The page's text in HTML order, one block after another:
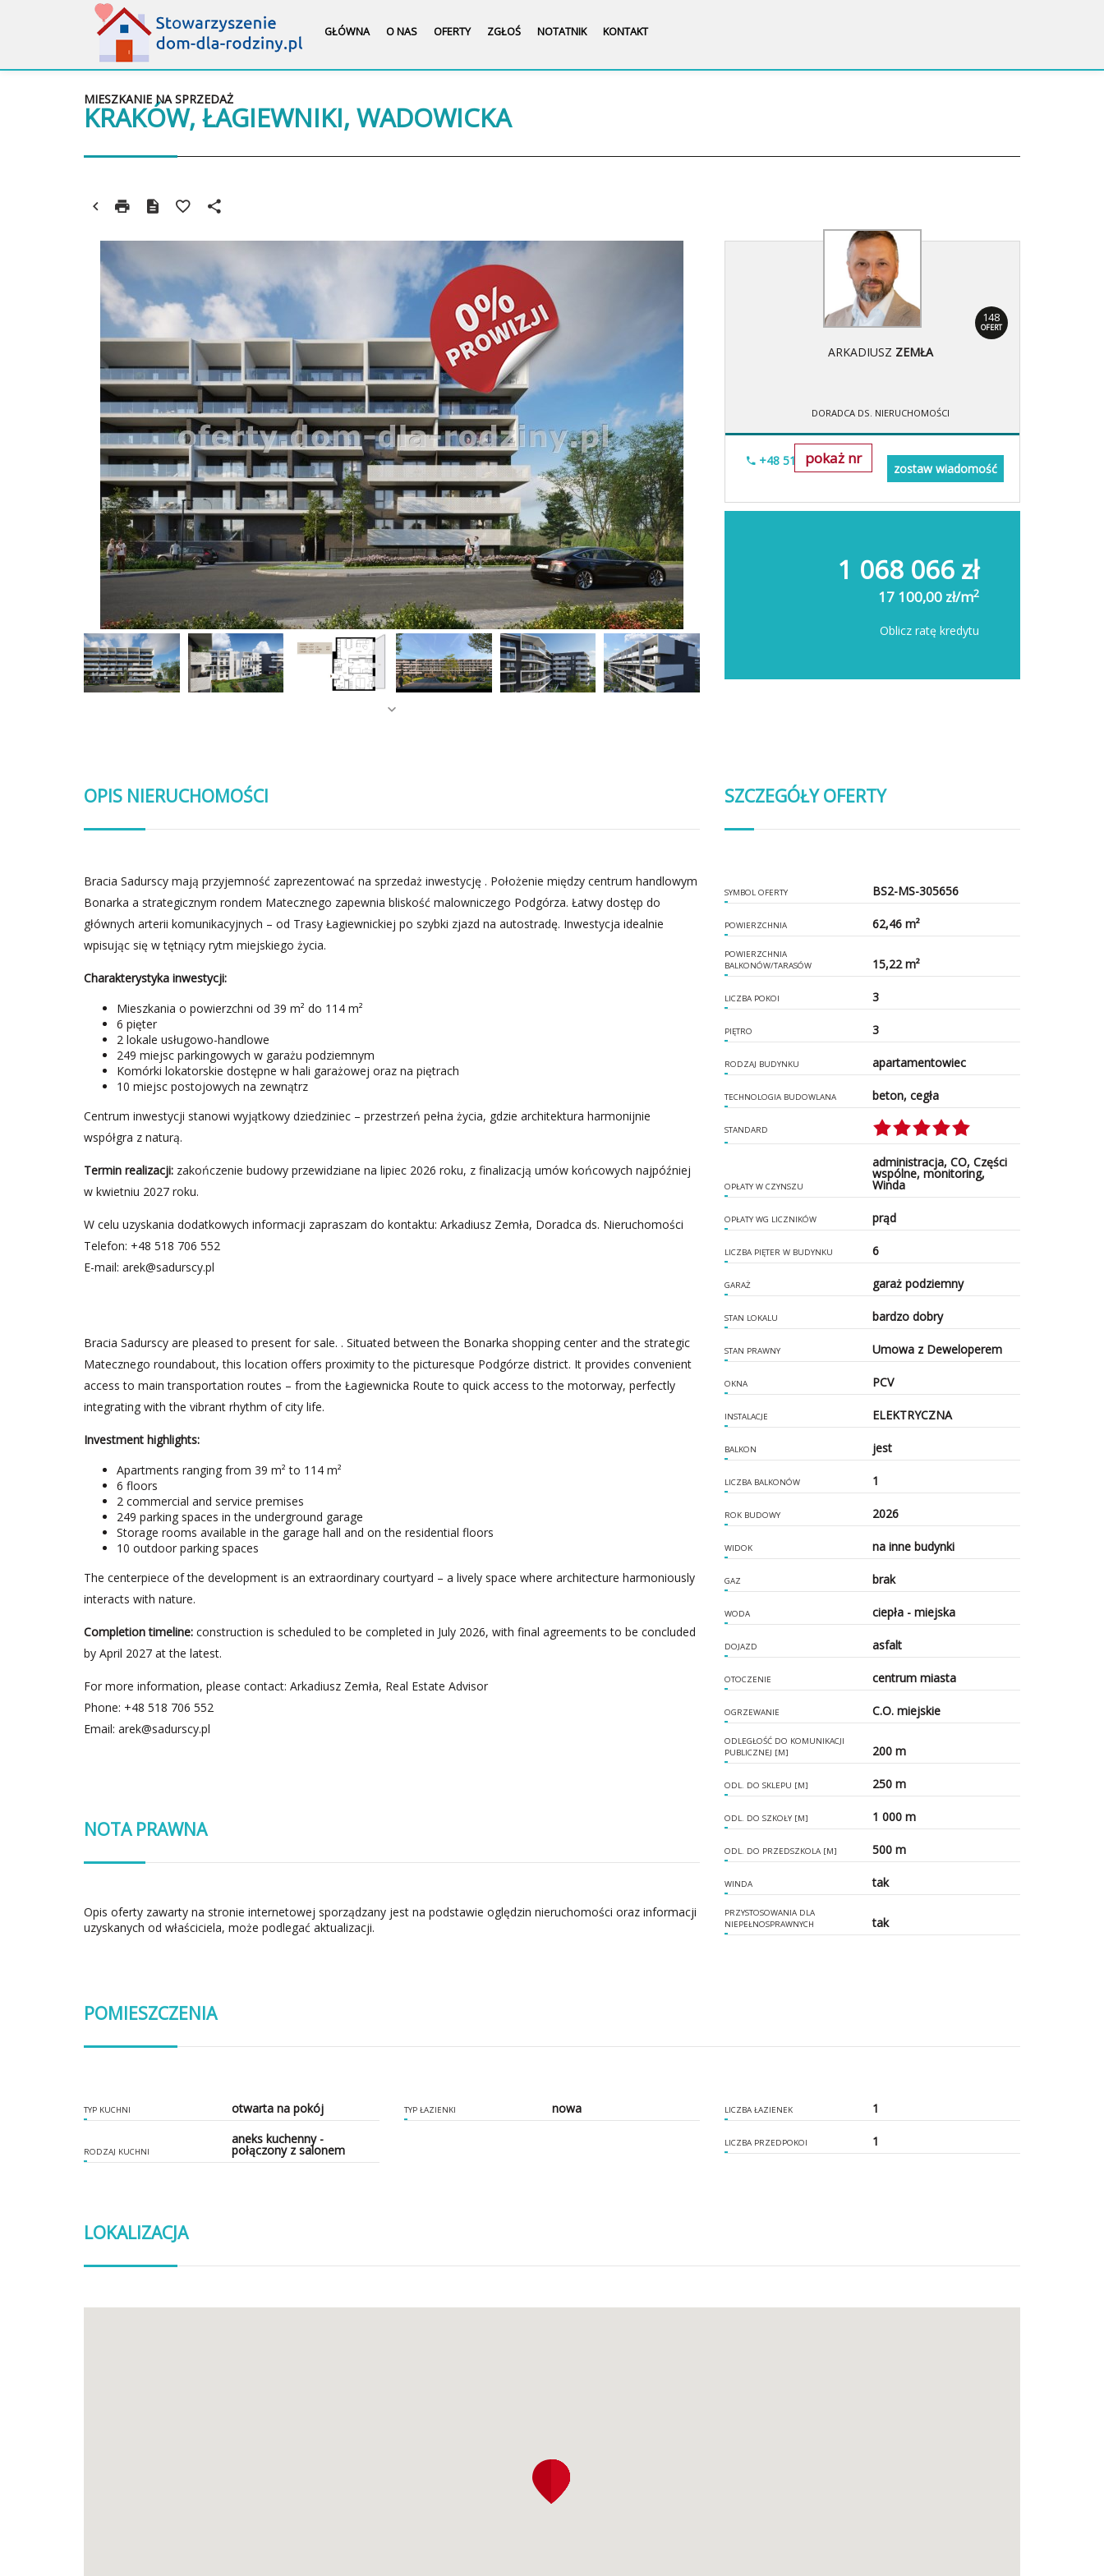
GŁÓWNA O NAS OFERTY ZGŁOŚ NOTATNIK KONTAKT
KRAKÓW, ŁAGIEWNIKI, WADOWICKA
MIESZKANIE NA SPRZEDAŻ
148
OFERT
ARKADIUSZ ZEMŁA
DORADCA DS. NIERUCHOMOŚCI
pokaż nr
+48 518-706-552
zostaw wiadomość
1 068 066 zł
17 100,00 zł/m2
Oblicz ratę kredytu
OPIS NIERUCHOMOŚCI
Bracia Sadurscy mają przyjemność zaprezentować na sprzedaż inwestycję . Położenie między centrum handlowym
Bonarka a strategicznym rondem Matecznego zapewnia bliskość malowniczego Podgórza. Łatwy dostęp do
głównych arterii komunikacyjnych – od Trasy Łagiewnickiej po szybki zjazd na autostradę. Inwestycja idealnie
wpisując się w tętniący rytm miejskiego życia.
Charakterystyka inwestycji:
Mieszkania o powierzchni od 39 m² do 114 m²
6 pięter
2 lokale usługowo-handlowe
249 miejsc parkingowych w garażu podziemnym
Komórki lokatorskie dostępne w hali garażowej oraz na piętrach
10 miejsc postojowych na zewnątrz
Centrum inwestycji stanowi wyjątkowy dziedziniec – przestrzeń pełna życia, gdzie architektura harmonijnie
współgra z naturą.
Termin realizacji: zakończenie budowy przewidziane na lipiec 2026 roku, z finalizacją umów końcowych najpóźniej
w kwietniu 2027 roku.
W celu uzyskania dodatkowych informacji zapraszam do kontaktu: Arkadiusz Zemła, Doradca ds. Nieruchomości
Telefon: +48 518 706 552
E-mail: arek@sadurscy.pl
Bracia Sadurscy are pleased to present for sale. . Situated between the Bonarka shopping center and the strategic
Matecznego roundabout, this location offers proximity to the picturesque Podgórze district. It provides convenient
access to main transportation routes – from the Łagiewnicka Route to quick access to the motorway, perfectly
integrating with the vibrant rhythm of city life.
Investment highlights:
Apartments ranging from 39 m² to 114 m²
6 floors
2 commercial and service premises
249 parking spaces in the underground garage
Storage rooms available in the garage hall and on the residential floors
10 outdoor parking spaces
The centerpiece of the development is an extraordinary courtyard – a lively space where architecture harmoniously
interacts with nature.
Completion timeline: construction is scheduled to be completed in July 2026, with final agreements to be concluded
by April 2027 at the latest.
For more information, please contact: Arkadiusz Zemła, Real Estate Advisor
Phone: +48 518 706 552
Email: arek@sadurscy.pl
NOTA PRAWNA
Opis oferty zawarty na stronie internetowej sporządzany jest na podstawie oględzin nieruchomości oraz informacji
uzyskanych od właściciela, może podlegać aktualizacji.
SZCZEGÓŁY OFERTY
SYMBOL OFERTY BS2-MS-305656
POWIERZCHNIA 62,46 m²
POWIERZCHNIA
BALKONÓW/TARASÓW
15,22 m²
LICZBA POKOI 3
PIĘTRO 3
RODZAJ BUDYNKU apartamentowiec
TECHNOLOGIA BUDOWLANA beton, cegła
STANDARD
OPŁATY W CZYNSZU
administracja, CO, Części
wspólne, monitoring,
Winda
OPŁATY WG LICZNIKÓW prąd
LICZBA PIĘTER W BUDYNKU 6
GARAŻ garaż podziemny
STAN LOKALU bardzo dobry
STAN PRAWNY Umowa z Deweloperem
OKNA PCV
INSTALACJE ELEKTRYCZNA
BALKON jest
LICZBA BALKONÓW 1
ROK BUDOWY 2026
WIDOK na inne budynki
GAZ brak
WODA ciepła - miejska
DOJAZD asfalt
OTOCZENIE centrum miasta
OGRZEWANIE C.O. miejskie
ODLEGŁOŚĆ DO KOMUNIKACJI
PUBLICZNEJ [M]
200 m
ODL. DO SKLEPU [M] 250 m
ODL. DO SZKOŁY [M] 1 000 m
ODL. DO PRZEDSZKOLA [M] 500 m
WINDA tak
PRZYSTOSOWANIA DLA
NIEPEŁNOSPRAWNYCH
tak
POMIESZCZENIA
TYP KUCHNI otwarta na pokój
RODZAJ KUCHNI
aneks kuchenny -
połączony z salonem
TYP ŁAZIENKI nowa LICZBA ŁAZIENEK 1
LICZBA PRZEDPOKOI 1
LOKALIZACJA